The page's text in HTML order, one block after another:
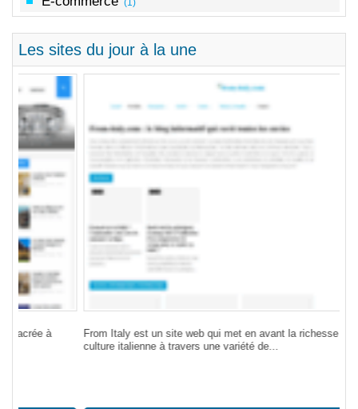
(1)
Les sites du jour à la une
From Italy est un site web qui met en avant la richesse de la
culture italienne à travers une variété de...